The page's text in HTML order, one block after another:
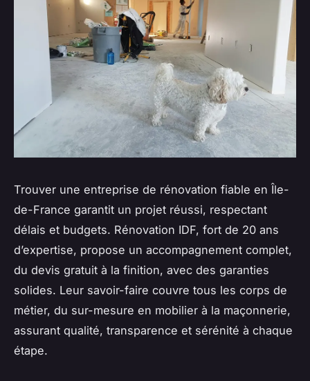
Trouver une entreprise de rénovation fiable en Île-
de-France garantit un projet réussi, respectant
délais et budgets. Rénovation IDF, fort de 20 ans
d’expertise, propose un accompagnement complet,
du devis gratuit à la finition, avec des garanties
solides. Leur savoir-faire couvre tous les corps de
métier, du sur-mesure en mobilier à la maçonnerie,
assurant qualité, transparence et sérénité à chaque
étape.